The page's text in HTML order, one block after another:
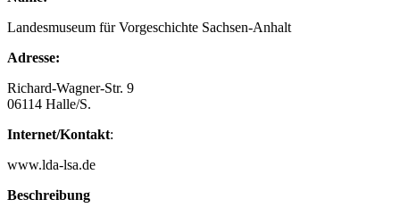
Landesmuseum für Vorgeschichte Sachsen-Anhalt
Adresse:
Richard-Wagner-Str. 9
06114 Halle/S.
Internet/Kontakt:
www.lda-lsa.de
Beschreibung